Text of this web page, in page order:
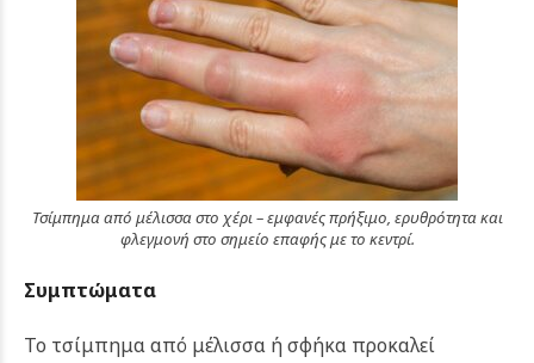
Τσίμπημα από μέλισσα στο χέρι – εμφανές πρήξιμο, ερυθρότητα και
φλεγμονή στο σημείο επαφής με το κεντρί.
Συμπτώματα
Το τσίμπημα από μέλισσα ή σφήκα προκαλεί